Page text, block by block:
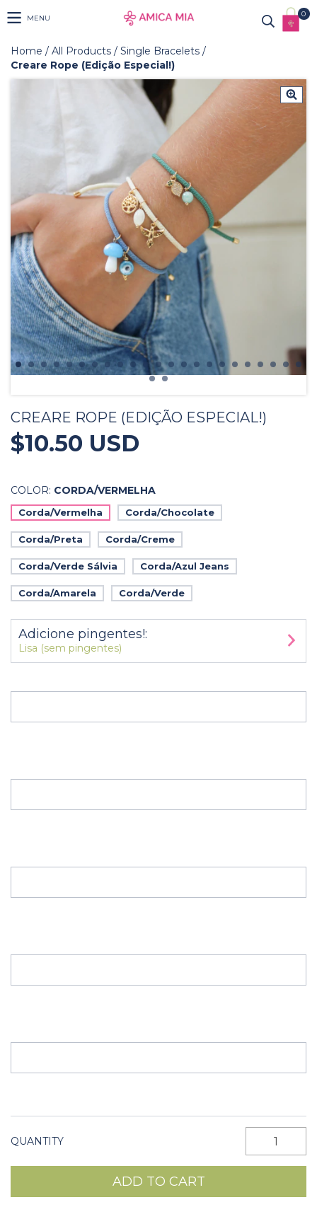
MENU 0
Home / All Products / Single Bracelets /
Creare Rope (Edição Especial!)
CREARE ROPE (EDIÇÃO ESPECIAL!)
$10.50 USD
COLOR: CORDA/VERMELHA
Corda/Vermelha Corda/Chocolate
Corda/Preta Corda/Creme
Corda/Verde Sálvia Corda/Azul Jeans
Corda/Amarela Corda/Verde
Adicione pingentes!:
Lisa (sem pingentes)
QUANTITY